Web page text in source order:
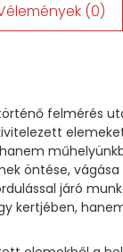
(0)
felmérés
öntése, vágása
járó
kertjében,